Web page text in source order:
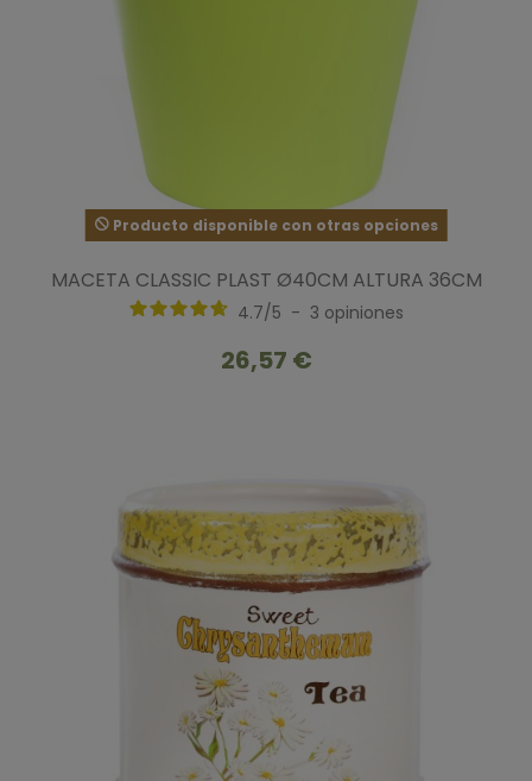
Producto disponible con otras opciones
MACETA CLASSIC PLAST Ø40CM ALTURA 36CM
4.7/5 - 3 opiniones
26,57 €